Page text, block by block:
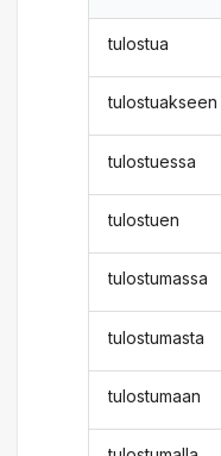
tulostua
tulostuakseen
tulostuessa
tulostuen
tulostumassa
tulostumasta
tulostumaan